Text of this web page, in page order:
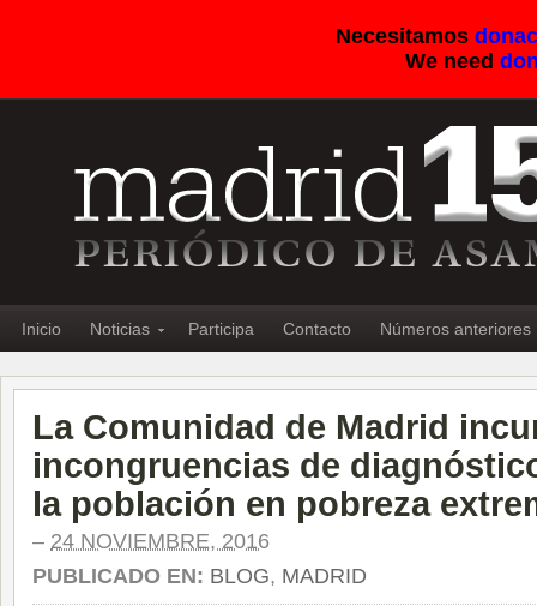
Necesitamos
We need
Inicio Noticias Participa Contacto Números anteriores
La Comunidad de Madrid
incongruencias de
la población en pobreza
– 24 NOVIEMBRE, 2016
PUBLICADO EN: BLOG, MADRID